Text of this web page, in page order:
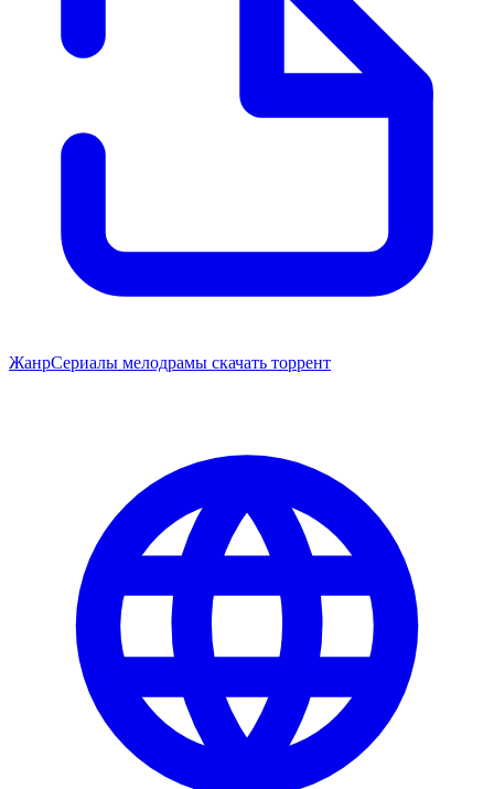
ЖанрСериалы мелодрамы скачать торрент